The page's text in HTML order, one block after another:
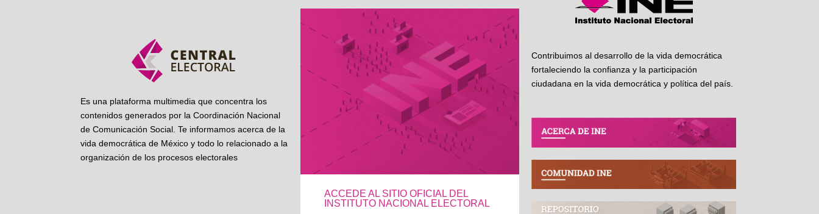
Es una plataforma multimedia que concentra los
contenidos generados por la Coordinación Nacional
de Comunicación Social. Te informamos acerca de la
vida democrática de México y todo lo relacionado a la
organización de los procesos electorales
ACCEDE AL SITIO OFICIAL DEL
INSTITUTO NACIONAL ELECTORAL
Contribuimos al desarrollo de la vida democrática
fortaleciendo la confianza y la participación
ciudadana en la vida democrática y política del país.